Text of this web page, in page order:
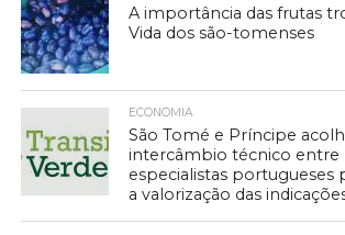
A importância das frutas
Vida dos são-tomenses
ECONOMIA
São Tomé e Príncipe
intercâmbio técnico entre
especialistas portugueses
a valorização das